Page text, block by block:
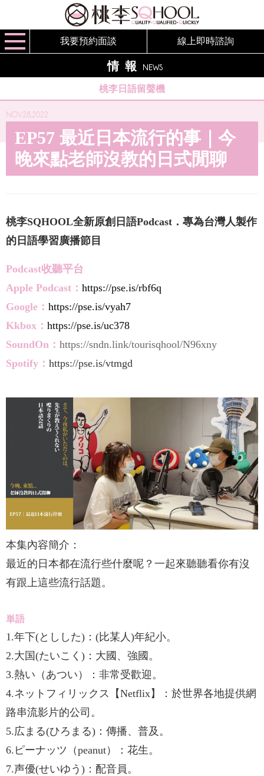
我要預約面談 線上即時諮詢
情報 NEWS
桃李日語留聲機
NOV.28,2022
EP57 最近日本流行的事｜今
晚來點老師沒教的日式閒聊
桃李SQHOOL全新原創日語Podcast．專為台灣人製作
的日語學習廣播節目
Podcast收聽平台
Apple Podcast： https://pse.is/rbf6q
Google： https://pse.is/vyah7
Kkbox： https://pse.is/uc378
SoundOn： https://sndn.link/tourisqhool/N96xny
Spotify： https://pse.is/vtmgd
本集內容簡介：
最近的日本都在流行些什麼呢？一起來聽聽看你有沒
有跟上這些流行話題。
単語
1.年下(としした)：(比某人)年紀小。
2.大国(たいこく)：大國、強國。
3.熱い（あつい）：非常受歡迎。
4.ネットフィリックス【Netflix】：於世界各地提供網
路串流影片的公司。
5.広まる(ひろまる)：傳播、普及。
6.ピーナッツ（peanut）：花生。
7.声優(せいゆう)：配音員。